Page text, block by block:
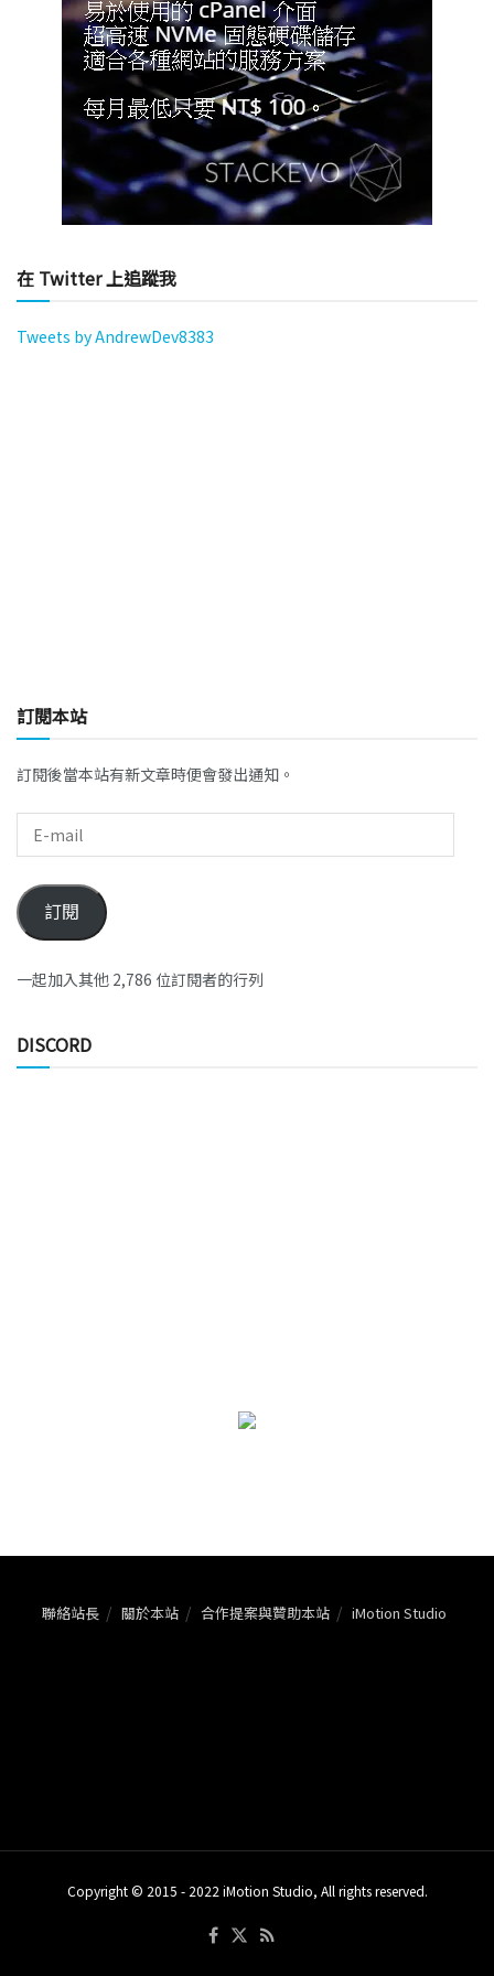
在 Twitter 上追蹤我
Tweets by AndrewDev8383
訂閱本站
訂閱後當本站有新文章時便會發出通知。
訂閱
一起加入其他 2,786 位訂閱者的行列
DISCORD
聯絡站長 關於本站 合作提案與贊助本站 iMotion Studio
Copyright © 2015 - 2022 iMotion Studio, All rights reserved.